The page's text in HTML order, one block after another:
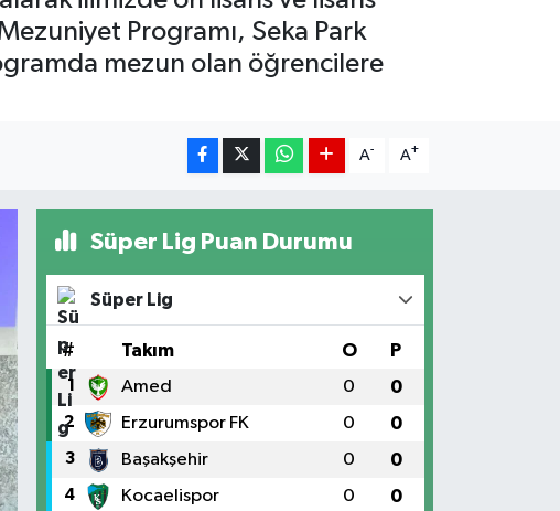
Programı, Seka Park
mezun olan öğrencilere
A- A+
Süper Lig Puan Durumu
Süper Lig
# Takım O P
1 Amed 0 0
2 Erzurumspor FK 0 0
3 Başakşehir 0 0
4 Kocaelispor 0 0